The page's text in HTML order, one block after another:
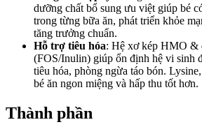
dưỡng chất bổ sung ưu việt giúp bé
trong từng bữa ăn, phát triển khỏe
tăng trưởng chuẩn.
Hỗ trợ tiêu hóa: Hệ xơ kép HMO &
(FOS/Inulin) giúp ổn định hệ vi sinh
tiêu hóa, phòng ngừa táo bón.
bé ăn ngon miệng và hấp thu tốt hơn.
Thành phần